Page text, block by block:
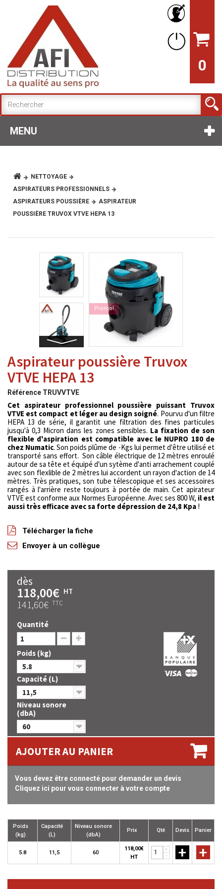
0
MENU
NETTOYAGE
ASPIRATEURS PROFESSIONNELS
ASPIRATEURS POUSSIÈRE
ASPIRATEUR
POUSSIÈRE TRUVOX VTVE HEPA 13
Promo!
Aspirateur poussière Truvox
VTVE HEPA 13
Référence TRUVVTVE
Cet aspirateur professionnel poussière puissant Truvox
VTVE est compact et léger au design soigné. Pourvu d'un filtre
HEPA 13 de série, il garantit une filtration des fines particules
jusqu'à 0,3 Micron dans les zones sensibles. La fixation de son
flexible d'aspiration est compatible avec le NUPRO 180 de
chez Numatic. Son poids plûme de -Kgs lui permet d'être utilisé et
transporté sans effort. Son câble électrique de 12 mètres enroulé
autour de sa tête et équipé d'un sytème d'anti arrachement couplé
avec son flexlible de 2 mètres lui accordent un rayon d'action de 14
mètres. Très pratiques, son tube télescopique et ses accessoires
rangés à l'arrière reste toujours à portée de main. Cet apirateur
VTVE est conforme aux Normes Européenne. Avec ses 800 W, il est
aussi très efficace avec sa forte dépression de 24,8 Kpa !
Télécharger la fiche
Envoyer à un collègue
dès
118,00€ HT
141,60€ TTC
Quantité
Poids (kg)
5.8
Capacité (L)
11,5
Niveau sonore
(dbA)
60
AJOUTER AU PANIER
Vous devez être connecté pour demander un devis
Cliquez ici pour vous connecter à votre compte
Poids
(kg)
Capacité
(L)
Niveau sonore
(dbA)
Prix Qté Devis Panier
5.8 11,5 60
118,00€
HT
+
-
+ +